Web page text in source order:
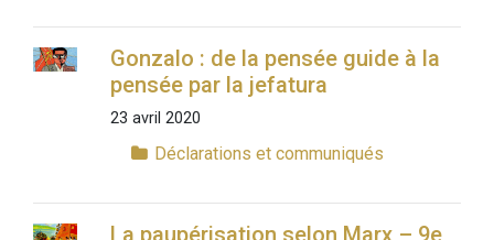
Gonzalo : de la pensée guide à la
pensée par la jefatura
23 avril 2020
Déclarations et communiqués